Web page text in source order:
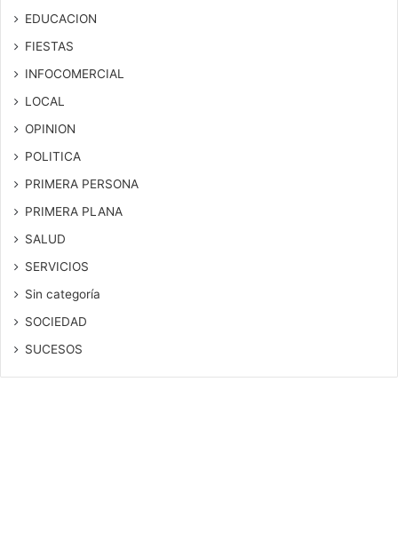
EDUCACION
FIESTAS
INFOCOMERCIAL
LOCAL
OPINION
POLITICA
PRIMERA PERSONA
PRIMERA PLANA
SALUD
SERVICIOS
Sin categoría
SOCIEDAD
SUCESOS